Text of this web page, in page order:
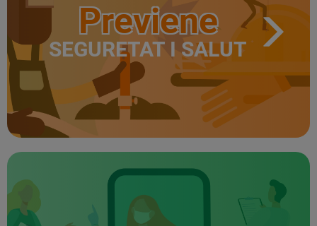
Previene
SEGURETAT I SALUT